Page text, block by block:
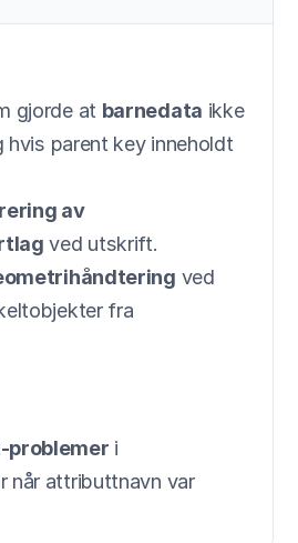
gjorde at barnedata ikke
hvis parent key inneholdt
av
ved utskrift.
ved
fra
problemer i
når attributtnavn var